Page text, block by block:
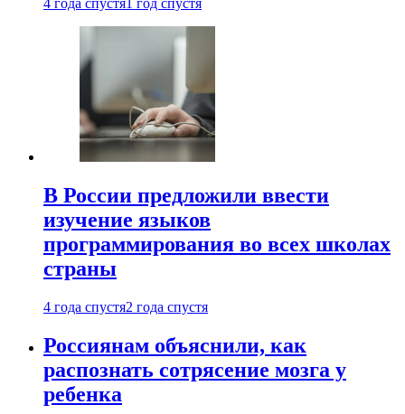
4 года спустя 1 год спустя
В России предложили ввести
изучение языков
программирования во всех школах
страны
4 года спустя2 года спустя
Россиянам объяснили, как
распознать сотрясение мозга у
ребенка